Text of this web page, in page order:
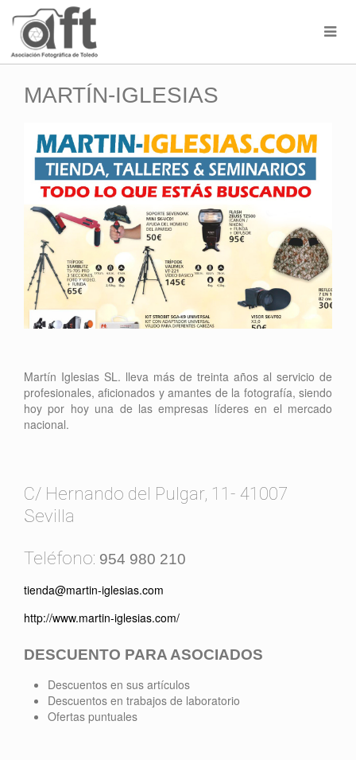
MARTÍN-IGLESIAS
Martín Iglesias SL. lleva más de treinta años al servicio de
profesionales, aficionados y amantes de la fotografía, siendo
hoy por hoy una de las empresas líderes en el mercado
nacional.
C/ Hernando del Pulgar, 11- 41007
Sevilla
Teléfono: 954 980 210
tienda@martin-iglesias.com
http://www.martin-iglesias.com/
DESCUENTO PARA ASOCIADOS
Descuentos en sus artículos
Descuentos en trabajos de laboratorio
Ofertas puntuales